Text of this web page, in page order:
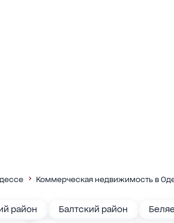
Коммерческая недвижимость в
район Балтский район